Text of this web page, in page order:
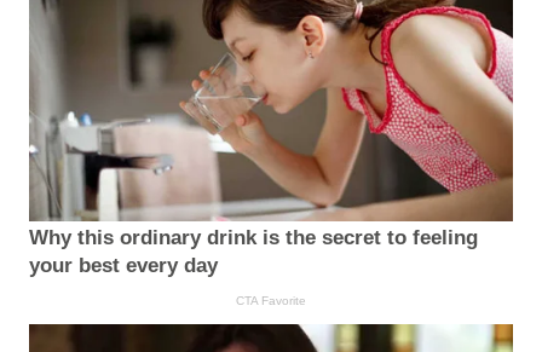
Why this ordinary drink is the secret to feeling
your best every day
CTA Favorite